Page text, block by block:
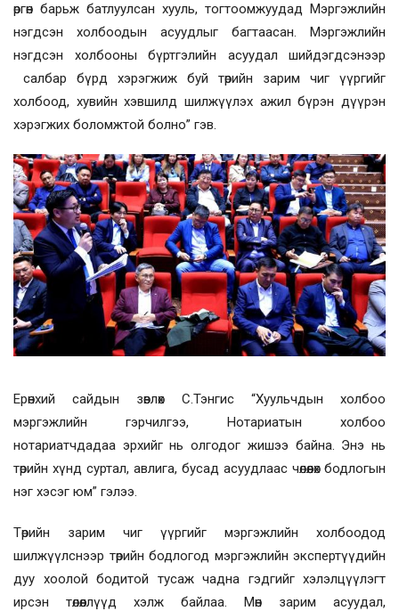
өргөн барьж батлуулсан хууль, тогтоомжуудад Мэргэжлийн
нэгдсэн холбоодын асуудлыг багтаасан. Мэргэжлийн
нэгдсэн холбооны бүртгэлийн асуудал шийдэгдсэнээр
салбар бүрд хэрэгжиж буй төрийн зарим чиг үүргийг
холбоод, хувийн хэвшилд шилжүүлэх ажил бүрэн дүүрэн
хэрэгжих боломжтой болно” гэв.
Ерөнхий сайдын зөвлөх С.Тэнгис “Хуульчдын холбоо
мэргэжлийн гэрчилгээ, Нотариатын холбоо
нотариатчдадаа эрхийг нь олгодог жишээ байна. Энэ нь
төрийн хүнд суртал, авлига, бусад асуудлаас чөлөөлөх бодлогын
нэг хэсэг юм” гэлээ.
Төрийн зарим чиг үүргийг мэргэжлийн холбоодод
шилжүүлснээр төрийн бодлогод мэргэжлийн экспертүүдийн
дуу хоолой бодитой тусаж чадна гэдгийг хэлэлцүүлэгт
ирсэн төлөөллүүд хэлж байлаа. Мөн зарим асуудал,